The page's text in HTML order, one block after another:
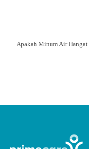
Apakah Minum Air